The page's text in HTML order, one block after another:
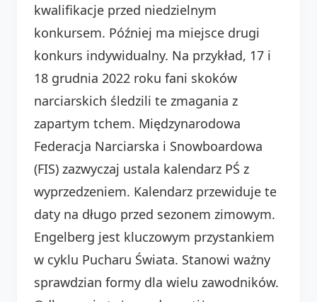
kwalifikacje przed niedzielnym
konkursem. Później ma miejsce drugi
konkurs indywidualny. Na przykład, 17 i
18 grudnia 2022 roku fani skoków
narciarskich śledzili te zmagania z
zapartym tchem. Międzynarodowa
Federacja Narciarska i Snowboardowa
(FIS) zazwyczaj ustala kalendarz PŚ z
wyprzedzeniem. Kalendarz przewiduje te
daty na długo przed sezonem zimowym.
Engelberg jest kluczowym przystankiem
w cyklu Pucharu Świata. Stanowi ważny
sprawdzian formy dla wielu zawodników.